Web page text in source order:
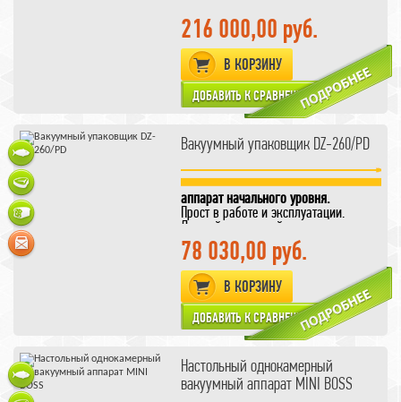
две камеры обеспечивают более
высокую производительность
материал корпуса - окрашенный
металл
216 000,00 руб.
В КОРЗИНУ
Вакуумный упаковщик DZ-260/PD
аппарат начального уровня.
Прост в работе и эксплуатации.
Данный вакуумный упаковщик
пользуется
заслуженной популярностью у
заготовителей грибов,
орехов, рыбы, мяса, необходимо
только правильно подобрать
вакуумные пакетыдля вашего
продукта.
78 030,00 руб.
В КОРЗИНУ
Настольный однокамерный
вакуумный аппарат MINI BOSS